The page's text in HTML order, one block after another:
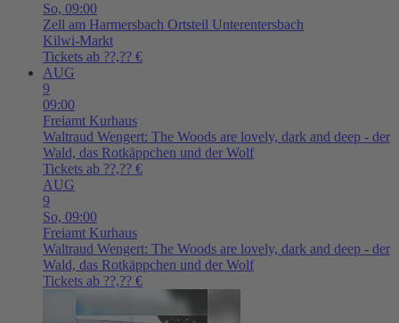
So, 09:00
Zell am Harmersbach Ortsteil Unterentersbach
Kilwi-Markt
Tickets ab ??,?? €
AUG
9
09:00
Freiamt Kurhaus
Waltraud Wengert: The Woods are lovely, dark and deep - der
Wald, das Rotkäppchen und der Wolf
Tickets ab ??,?? €
AUG
9
So, 09:00
Freiamt Kurhaus
Waltraud Wengert: The Woods are lovely, dark and deep - der
Wald, das Rotkäppchen und der Wolf
Tickets ab ??,?? €